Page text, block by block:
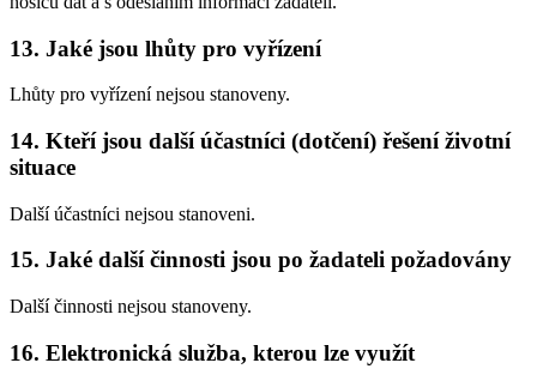
13. Jaké jsou lhůty pro vyřízení
Lhůty pro vyřízení nejsou stanoveny.
14. Kteří jsou další účastníci (dotčení) řešení životní
situace
Další účastníci nejsou stanoveni.
15. Jaké další činnosti jsou po žadateli požadovány
Další činnosti nejsou stanoveny.
16. Elektronická služba, kterou lze využít